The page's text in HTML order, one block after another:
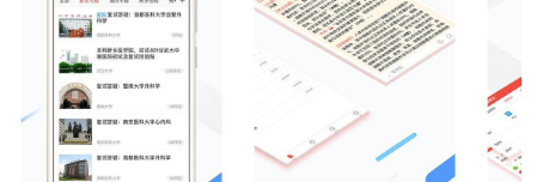
《医考帮免费版》软件优势：
1.通过软件里面的估分功能，可以让用户随时了解到自己
的学习效果。
2.软件中汇聚了很多的课程资源
和习题资源，课程资源会
随时更新。